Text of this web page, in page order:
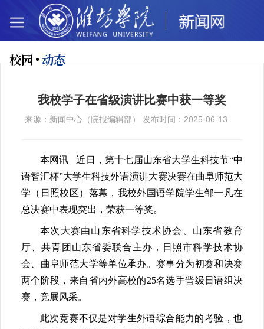
校园 动态
我校学子在省级演讲比赛中获一等奖
来源：新闻中心（院报编辑部） 发布时间：2025-06-13
本网讯 近日，第十七届山东省大学生科技节“中
语智汇杯”大学生科技外语演讲大赛决赛在曲阜师范大
学（日照校区）落幕，我校外国语学院学生邹一凡在
总决赛中表现突出，荣获一等奖。
本次大赛由山东省科学技术协会、山东省教育
厅、共青团山东省委联合主办，日照市科学技术协
会、曲阜师范大学等单位承办。赛事分为初赛和决赛
两个阶段，来自省内外高校的25名选手晋级日语组决
赛，竞展风采。
此次竞赛不仅是对学生外语综合能力的考验，也